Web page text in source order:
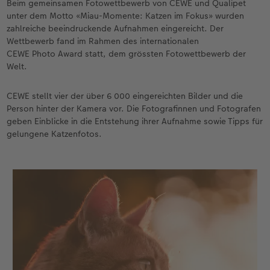
Personalisierter Schuber
Erinnerungstasche
CEWE FOTOBUCH Kids
Einband mit Leder und Leinen
Erste Schritte
Webinare
Kundenbeispiele
Kundengeschichten
Coffeetable Book «Art Collection»
Matte Prints
Premium Poster
Fotosticker
Sofortfotos
Zubehör
Photo Streetmap Poster
Fotocollage
Acrylglas
Alu Dibond
Gallery Print
Hartschaum
Wandgestaltung
Weitere Anlässe
Klappkarten
Postkarten
Einzelkarten im Direktversand
Dekoration
Spiele
Schule & Büro
Haustiere
Faber-Castell
Foto-Geschenkbox
Geschenkidee
CEWE Geschenkgutschein
Foto-Leckerlidose
Wandkalender mit Design
Wandkalender A4
Wandkalender A4 Panorama
Wandkalender A3
Tischkalender Quadratisch
Sofortgrusskarten
Sofortfotosets
Sofortcollagen
Mehrteilige Sofortfotos
Biometrische Passfotos
Zum Geburtstag
Muttertagsgeschenke
Geschenke zum Abschied
Fotogeschenke zum Osterfest
für Brautpaare
Hochzeit
Jahrbuch
Fotowettbewerbe
Kundengeschichten
App
Beim gemeinsamen Fotowettbewerb von CEWE und Qualipet
unter dem Motto «Miau-Momente: Katzen im Fokus» wurden
zahlreiche beeindruckende Aufnahmen eingereicht. Der
Wettbewerb fand im Rahmen des internationalen
CEWE Photo Award statt, dem grössten Fotowettbewerb der
Welt.
CEWE stellt vier der über 6 000 eingereichten Bilder und die
Person hinter der Kamera vor. Die Fotografinnen und Fotografen
geben Einblicke in die Entstehung ihrer Aufnahme sowie Tipps für
gelungene Katzenfotos.